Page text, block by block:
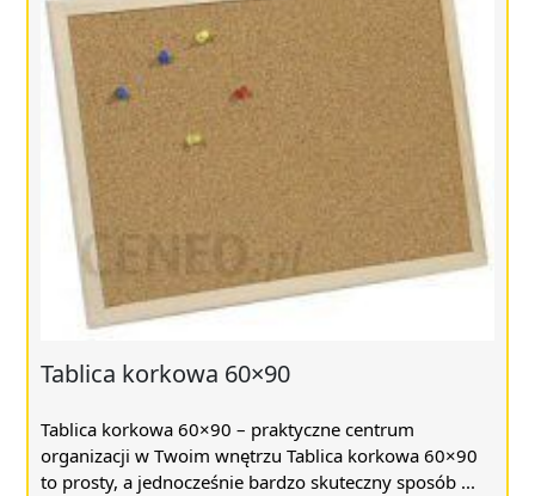
Tablica korkowa 60×90
Tablica korkowa 60×90 – praktyczne centrum
organizacji w Twoim wnętrzu Tablica korkowa 60×90
to prosty, a jednocześnie bardzo skuteczny sposób ...